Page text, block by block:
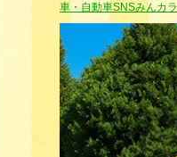
車・自動車SNSみんカラ